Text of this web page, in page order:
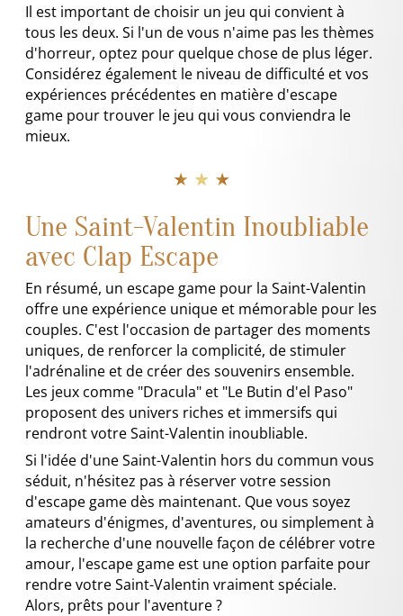
Il est important de choisir un jeu qui convient à
tous les deux. Si l'un de vous n'aime pas les thèmes
d'horreur, optez pour quelque chose de plus léger.
Considérez également le niveau de difficulté et vos
expériences précédentes en matière d'escape
game pour trouver le jeu qui vous conviendra le
mieux.
★ ★ ★
Une Saint-Valentin Inoubliable
avec Clap Escape
En résumé, un escape game pour la Saint-Valentin
offre une expérience unique et mémorable pour les
couples. C'est l'occasion de partager des moments
uniques, de renforcer la complicité, de stimuler
l'adrénaline et de créer des souvenirs ensemble.
Les jeux comme "Dracula" et "Le Butin d'el Paso"
proposent des univers riches et immersifs qui
rendront votre Saint-Valentin inoubliable.
Si l'idée d'une Saint-Valentin hors du commun vous
séduit, n'hésitez pas à réserver votre session
d'escape game dès maintenant. Que vous soyez
amateurs d'énigmes, d'aventures, ou simplement à
la recherche d'une nouvelle façon de célébrer votre
amour, l'escape game est une option parfaite pour
rendre votre Saint-Valentin vraiment spéciale.
Alors, prêts pour l'aventure ?